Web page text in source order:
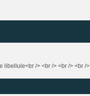
libellule<br /> <br /> <br /> <br />